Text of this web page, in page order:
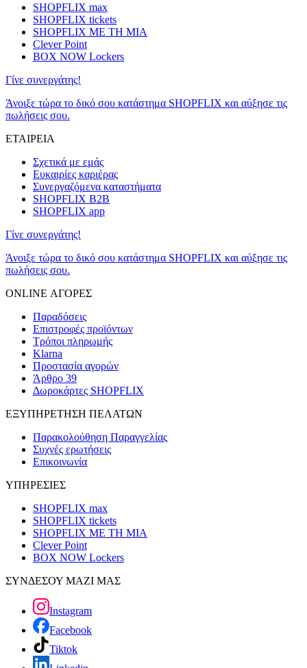
SHOPFLIX max
SHOPFLIX tickets
SHOPFLIX ΜΕ ΤΗ ΜΙΑ
Clever Point
BOX NOW Lockers
Γίνε συνεργάτης!
Άνοιξε τώρα το δικό σου κατάστημα SHOPFLIX και αύξησε τις
πωλήσεις σου.
ΕΤΑΙΡΕΙΑ
Σχετικά με εμάς
Ευκαιρίες καριέρας
Συνεργαζόμενα καταστήματα
SHOPFLIX B2B
SHOPFLIX app
Γίνε συνεργάτης!
Άνοιξε τώρα το δικό σου κατάστημα SHOPFLIX και αύξησε τις
πωλήσεις σου.
ONLINE ΑΓΟΡΕΣ
Παραδόσεις
Επιστροφές προϊόντων
Τρόποι πληρωμής
Klarna
Προστασία αγορών
Άρθρο 39
Δωροκάρτες SHOPFLIX
ΕΞΥΠΗΡΕΤΗΣΗ ΠΕΛΑΤΩΝ
Παρακολούθηση Παραγγελίας
Συχνές ερωτήσεις
Επικοινωνία
ΥΠΗΡΕΣΙΕΣ
SHOPFLIX max
SHOPFLIX tickets
SHOPFLIX ΜΕ ΤΗ ΜΙΑ
Clever Point
BOX NOW Lockers
ΣΥΝΔΕΣΟΥ ΜΑΖΙ ΜΑΣ
Instagram
Facebook
Tiktok